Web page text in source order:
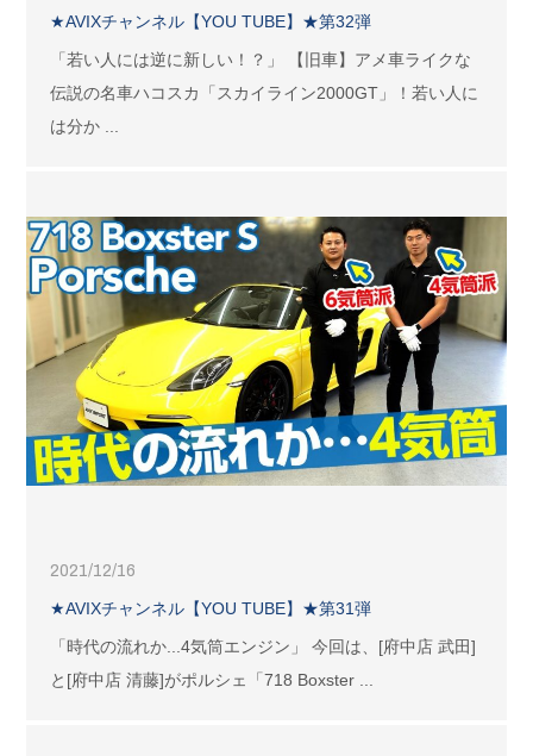
★AVIXチャンネル【YOU TUBE】★第32弾
「若い人には逆に新しい！？」 【旧車】アメ車ライクな
伝説の名車ハコスカ「スカイライン2000GT」！若い人に
は分か ...
2021/12/16
★AVIXチャンネル【YOU TUBE】★第31弾
「時代の流れか...4気筒エンジン」 今回は、[府中店 武田]
と[府中店 清藤]がポルシェ「718 Boxster ...